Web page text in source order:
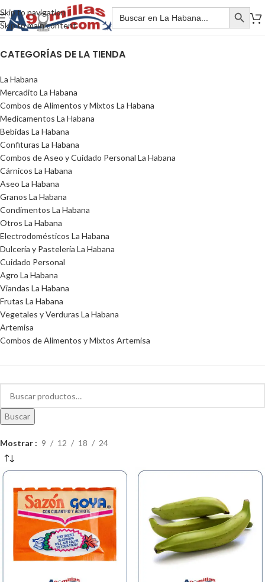
Skip to navigation
Skip to main content
CATEGORÍAS DE LA TIENDA
La Habana
Mercadito La Habana
Combos de Alimentos y Mixtos La Habana
Medicamentos La Habana
Bebidas La Habana
Confituras La Habana
Combos de Aseo y Cuidado Personal La Habana
Cárnicos La Habana
Aseo La Habana
Granos La Habana
Condimentos La Habana
Otros La Habana
Electrodomésticos La Habana
Dulcería y Pastelería La Habana
Cuidado Personal
Agro La Habana
Viandas La Habana
Frutas La Habana
Vegetales y Verduras La Habana
Artemisa
Combos de Alimentos y Mixtos Artemisa
Buscar
Mostrar 9 12 18 24